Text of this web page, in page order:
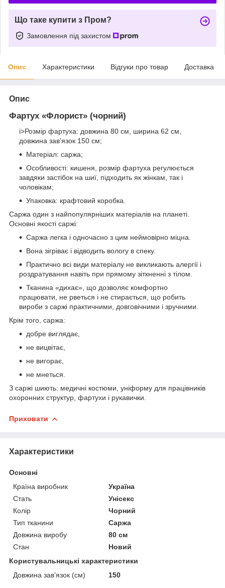
Що таке купити з Пром?
Замовлення під захистом
Опис Характеристики Відгуки про товар Доставка
Опис
Фартух «Флорист» (чорний)
i>Розмір фартуха: довжина 80 см, ширина 62 см,
довжина зав'язок 150 см;
Матеріал: саржа;
Особливості: кишеня, розмір фартуха регулюється
завдяки застібок на шиї, підходить як жінкам, так і
чоловікам;
Упаковка: крафтовий коробка.
Саржа один з найпопулярніших матеріалів на планеті.
Основні якості саржі:
Саржа легка і одночасно з цим неймовірно міцна.
Вона зігріває і відводить вологу в спеку.
Практично всі види матеріалу не викликають алергії і
роздратування навіть при прямому зіткненні з тілом.
Тканина «дихає», що дозволяє комфортно
працювати, не рветься і не стирається, що робить
вироби з саржі практичними, довговічними і зручними.
Крім того, саржа:
добре виглядає,
не вицвітає,
не вигорає,
не мнеться.
З саржі шиють: медичні костюми, уніформу для працівників
охоронних структур, фартухи і рукавички.
Приховати
Характеристики
Основні
Країна виробник
Україна
Стать
Унісекс
Колір
Чорний
Тип тканини
Саржа
Довжина виробу
80 см
Стан
Новий
Користувальницькі характеристики
Довжина зав'язок (см)
150